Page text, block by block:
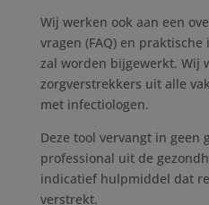
Wij werken ook aan een
vragen (FAQ) en
zal worden bijgewerkt. Wij
zorgverstrekkers uit alle
met infectiologen.
Deze tool vervangt in geen
professional uit de
indicatief hulpmiddel dat
verstrekt.